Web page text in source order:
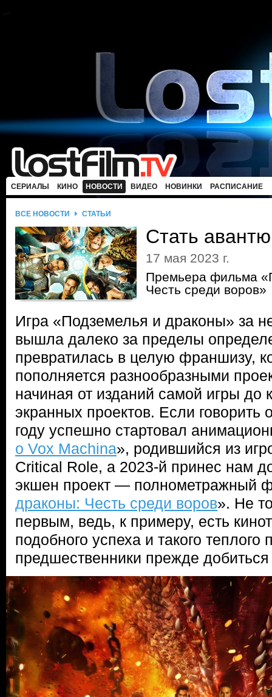
СЕРИАЛЫ КИНО НОВОСТИ ВИДЕО НОВИНКИ РАСПИСАНИЕ
ВСЕ НОВОСТИ СТАТЬИ
Стать
17 мая 2023 г.
Премьера фильма
Честь среди воров»
Игра «Подземелья и драконы» за
вышла далеко за пределы
превратилась в целую франшизу,
пополняется разнообразными
начиная от изданий самой игры до
экранных проектов. Если говорить
году успешно стартовал
о Vox Machina», родившийся из
Critical Role, а 2023-й принес нам
экшен проект — полнометражный
драконы: Честь среди воров». Не
первым, ведь, к примеру, есть
подобного успеха и такого теплого
предшественники прежде